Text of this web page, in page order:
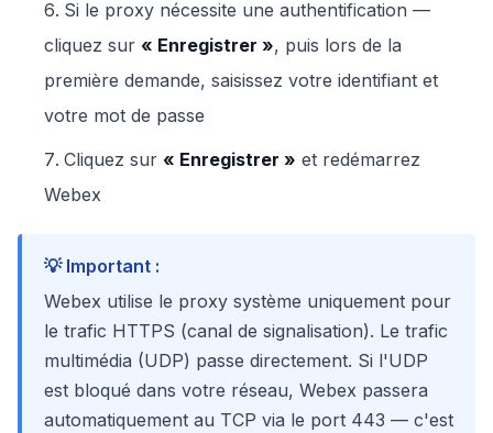
Si le proxy nécessite une authentification —
cliquez sur « Enregistrer », puis lors de la
première demande, saisissez votre identifiant et
votre mot de passe
Cliquez sur « Enregistrer » et redémarrez
Webex
💡 Important :
Webex utilise le proxy système uniquement pour
le trafic HTTPS (canal de signalisation). Le trafic
multimédia (UDP) passe directement. Si l'UDP
est bloqué dans votre réseau, Webex passera
automatiquement au TCP via le port 443 — c'est